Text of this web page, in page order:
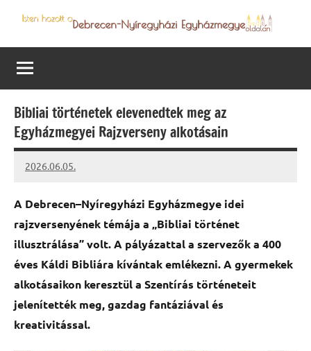
content
Debrecen-
Nyíregyházi
Egyházmegye
programjai
Bibliai történetek elevenedtek meg az
Egyházmegyei Rajzverseny alkotásain
2026.06.05.
Leiszt
A Debrecen–Nyíregyházi Egyházmegye idei
rajzversenyének témája a „Bibliai történet
illusztrálása” volt. A pályázattal a szervezők a 400
éves Káldi Bibliára kívántak emlékezni. A gyermekek
alkotásaikon keresztül a Szentírás történeteit
jelenítették meg, gazdag fantáziával és
kreativitással.